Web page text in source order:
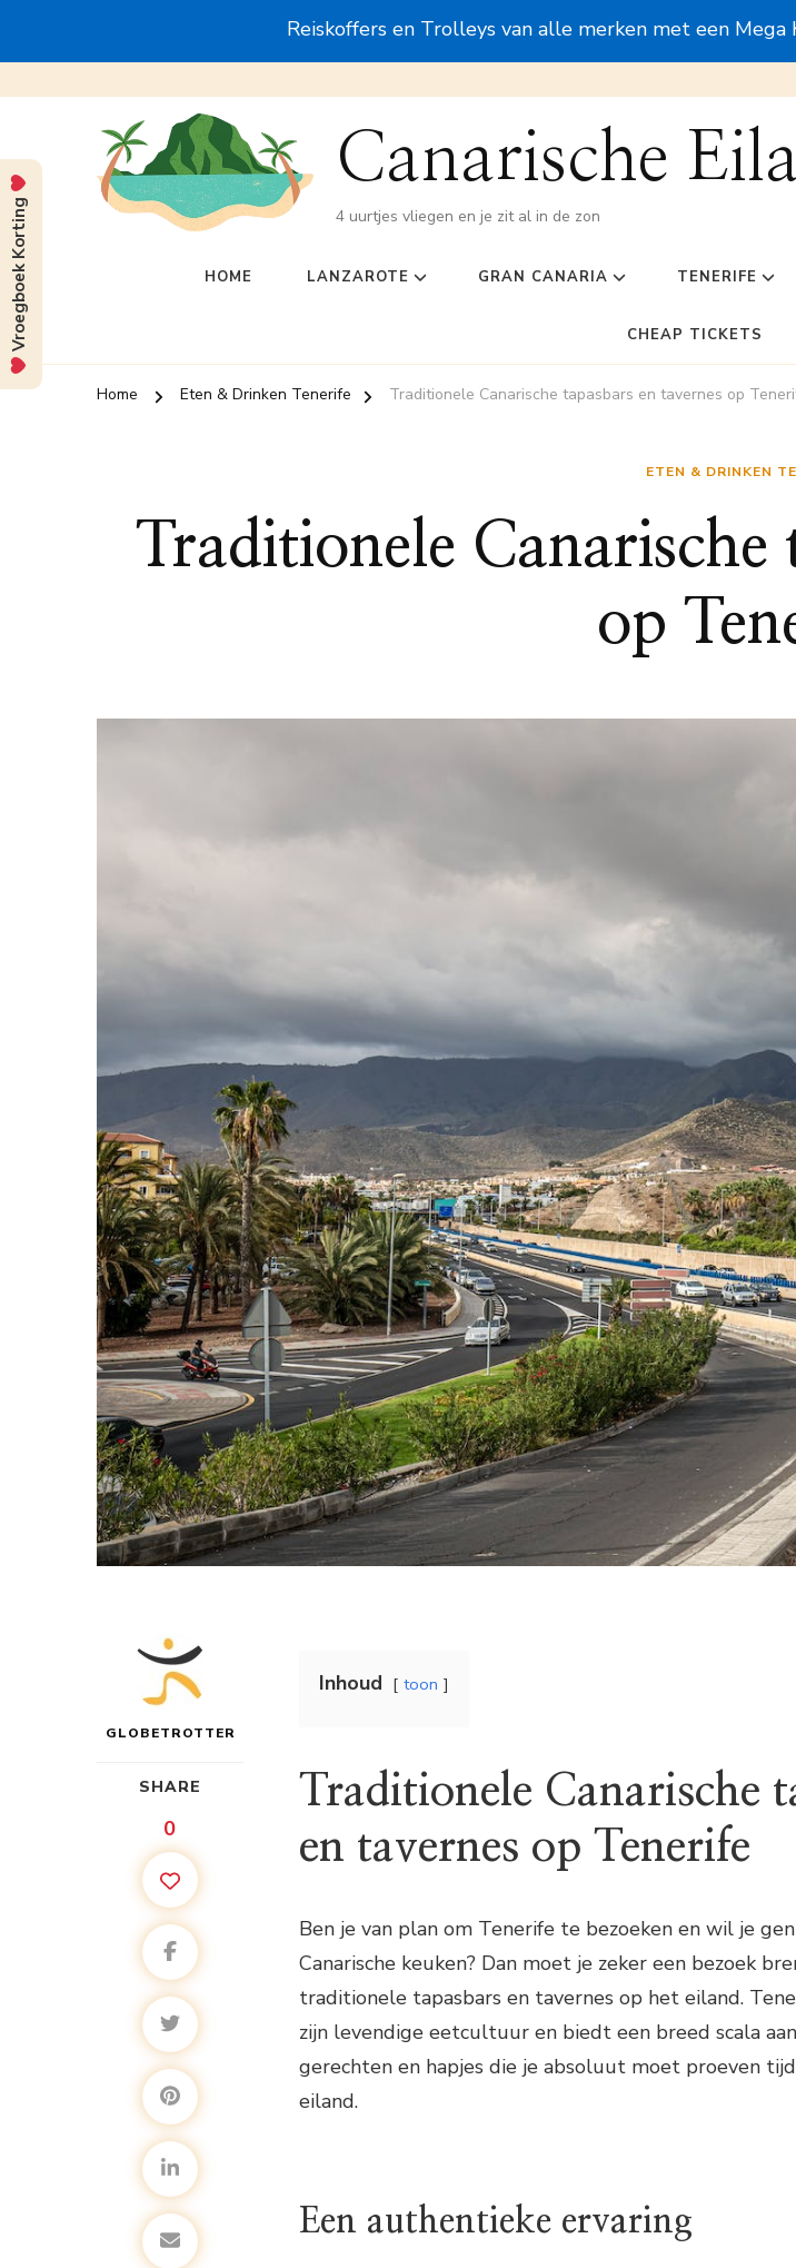
Reiskoffers en Trolleys van alle merken met een Mega
Canarische
4 uurtjes vliegen en je zit al in de zon
HOME LANZAROTE GRAN CANARIA TENERIFE
CHEAP TICKETS
Home Eten & Drinken Tenerife Traditionele Canarische tapasbars en tavernes op
ETEN & DRINKEN
Traditionele Canarische
op
GLOBETROTTER
SHARE
0
Inhoud toon
Traditionele Canarische
en tavernes op Tenerife
Ben je van plan om Tenerife te bezoeken en wil je
Canarische keuken? Dan moet je zeker een bezoek
traditionele tapasbars en tavernes op het eiland.
zijn levendige eetcultuur en biedt een breed scala
gerechten en hapjes die je absoluut moet proeven
eiland.
Een authentieke ervaring
Vroegboek Korting